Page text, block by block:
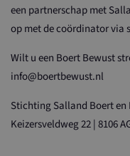
een partnerschap met
op met de coördinator via
Wilt u een Boert Bewust
info@boertbewust.nl
Stichting Salland Boert en
Keizersveldweg 22 | 8106